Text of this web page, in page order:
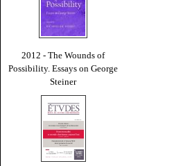
2012 - The Wounds of
Possibility. Essays on George
Steiner